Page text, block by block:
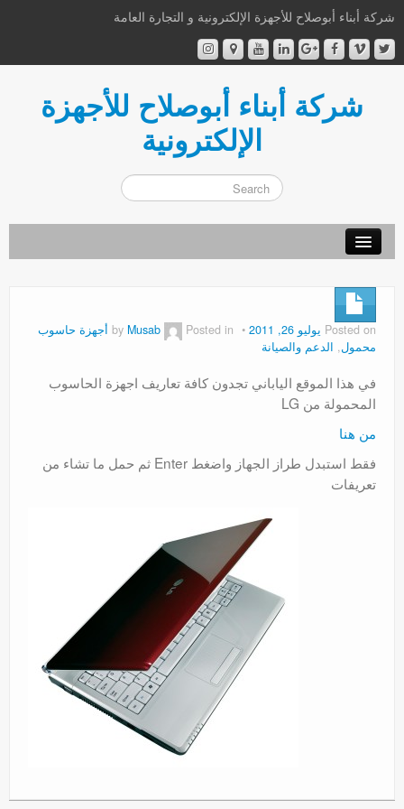
شركة أبناء أبوصلاح للأجهزة الإلكترونية و التجارة العامة
شركة أبناء أبوصلاح للأجهزة
الإلكترونية
من نحن
إتصل بنا
اشترك الآن
Posted on يوليو 26, 2011 Musab Posted in
أجهزة حاسوب
محمول, الدعم والصيانة
في هذا الموقع الياباني تجدون كافة تعاريف اجهزة الحاسوب
المحمولة من LG
من هنا
فقط استبدل طراز الجهاز واضغط Enter ثم حمل ما تشاء من
تعريفات